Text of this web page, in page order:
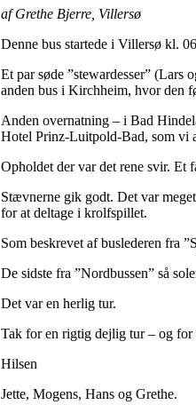
af Grethe Bjerre, Villersø
Denne bus startede i Villersø kl.
Et par søde ”stewardesser”
anden bus i Kirchheim, hvor den
Anden overnatning – i Bad
Hotel Prinz-Luitpold-Bad, som vi
Opholdet der var det rene svir. Et
Stævnerne gik godt. Det var
for at deltage i krolfspillet.
Som beskrevet af buslederen fra
De sidste fra ”Nordbussen” så
Det var en herlig tur.
Tak for en rigtig dejlig tur – og for
Hilsen
Jette, Mogens, Hans og Grethe.